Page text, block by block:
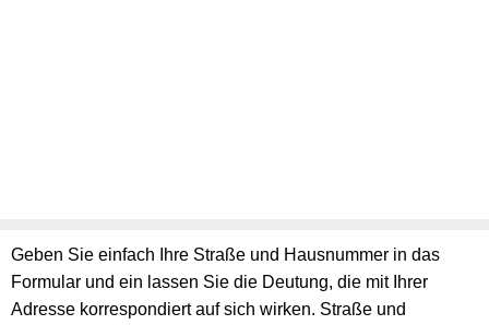
Geben Sie einfach Ihre Straße und Hausnummer in das
Formular und ein lassen Sie die Deutung, die mit Ihrer
Adresse korrespondiert auf sich wirken. Straße und